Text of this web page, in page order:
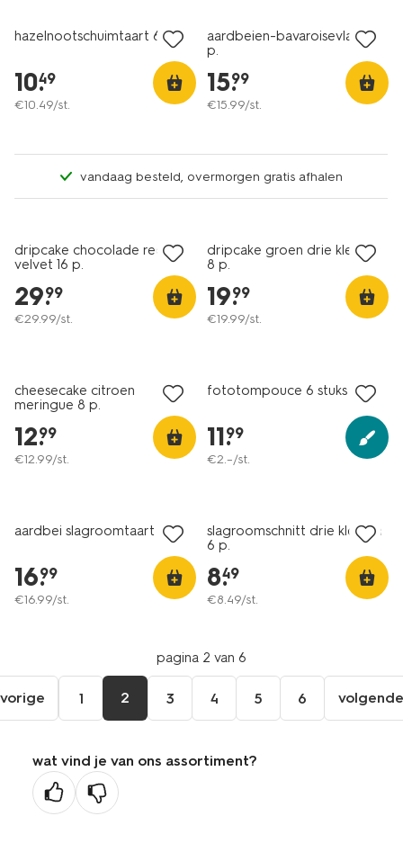
hazelnootschuimtaart 6 p.
10.
49
€10.49/st.
aardbeien-bavaroisevlaai 10
p.
15.
99
€15.99/st.
vandaag besteld, overmorgen gratis afhalen
dripcake chocolade red
velvet 16 p.
29.
99
€29.99/st.
dripcake groen drie kleuren
8 p.
19.
99
€19.99/st.
cheesecake citroen
meringue 8 p.
12.
99
€12.99/st.
fototompouce 6 stuks
11.
99
€2.–/st.
aardbei slagroomtaart 8 p.
16.
99
€16.99/st.
slagroomschnitt drie kleuren
6 p.
8.
49
€8.49/st.
pagina 2 van 6
ga
naar
vorige
pagina
vorige 1 2 3 4 5 6 volgende
wat vind je van ons assortiment?